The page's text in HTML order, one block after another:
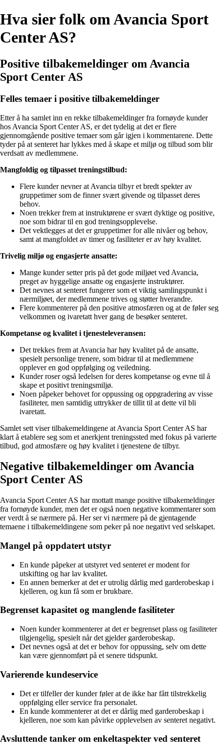
Hva sier folk om Avancia Sport
Center AS?
Positive tilbakemeldinger om Avancia
Sport Center AS
Felles temaer i positive tilbakemeldinger
Etter å ha samlet inn en rekke tilbakemeldinger fra fornøyde kunder
hos Avancia Sport Center AS, er det tydelig at det er flere
gjennomgående positive temaer som går igjen i kommentarene. Dette
tyder på at senteret har lykkes med å skape et miljø og tilbud som blir
verdsatt av medlemmene.
Mangfoldig og tilpasset treningstilbud:
Flere kunder nevner at Avancia tilbyr et bredt spekter av
gruppetimer som de finner svært givende og tilpasset deres
behov.
Noen trekker frem at instruktørene er svært dyktige og positive,
noe som bidrar til en god treningsopplevelse.
Det vektlegges at det er gruppetimer for alle nivåer og behov,
samt at mangfoldet av timer og fasiliteter er av høy kvalitet.
Trivelig miljø og engasjerte ansatte:
Mange kunder setter pris på det gode miljøet ved Avancia,
preget av hyggelige ansatte og engasjerte instruktører.
Det nevnes at senteret fungerer som et viktig samlingspunkt i
nærmiljøet, der medlemmene trives og støtter hverandre.
Flere kommenterer på den positive atmosfæren og at de føler seg
velkommen og ivaretatt hver gang de besøker senteret.
Kompetanse og kvalitet i tjenesteleveransen:
Det trekkes frem at Avancia har høy kvalitet på de ansatte,
spesielt personlige trenere, som bidrar til at medlemmene
opplever en god oppfølging og veiledning.
Kunder roser også ledelsen for deres kompetanse og evne til å
skape et positivt treningsmiljø.
Noen påpeker behovet for oppussing og oppgradering av visse
fasiliteter, men samtidig uttrykker de tillit til at dette vil bli
ivaretatt.
Samlet sett viser tilbakemeldingene at Avancia Sport Center AS har
klart å etablere seg som et anerkjent treningssted med fokus på varierte
tilbud, god atmosfære og høy kvalitet i tjenestene de tilbyr.
Negative tilbakemeldinger om Avancia
Sport Center AS
Avancia Sport Center AS har mottatt mange positive tilbakemeldinger
fra fornøyde kunder, men det er også noen negative kommentarer som
er verdt å se nærmere på. Her ser vi nærmere på de gjentagende
temaene i tilbakemeldingene som peker på noe negativt ved selskapet.
Mangel på oppdatert utstyr
En kunde påpeker at utstyret ved senteret er modent for
utskifting og har lav kvalitet.
En annen bemerker at det er utrolig dårlig med garderobeskap i
kjelleren, og kun få som er brukbare.
Begrenset kapasitet og manglende fasiliteter
Noen kunder kommenterer at det er begrenset plass og fasiliteter
tilgjengelig, spesielt når det gjelder garderobeskap.
Det nevnes også at det er behov for oppussing, selv om dette
kan være gjennomført på et senere tidspunkt.
Varierende kundeservice
Det er tilfeller der kunder føler at de ikke har fått tilstrekkelig
oppfølging eller service fra personalet.
En kunde kommenterer at det er dårlig med garderobeskap i
kjelleren, noe som kan påvirke opplevelsen av senteret negativt.
Avsluttende tanker om enkeltaspekter ved senteret